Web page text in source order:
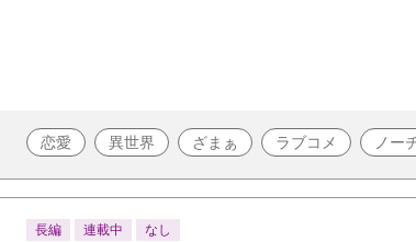
恋愛 異世界 ざまぁ ラブコメ ノー
長編 連載中 なし